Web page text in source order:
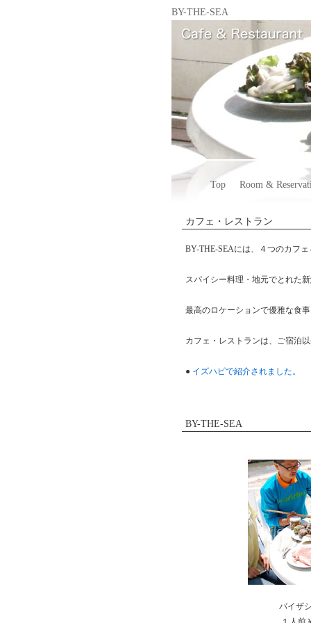
BY-THE-SEA
Top Room &
カフェ・レストラン
BY-THE-SEAには、４つのカフ
スパイシー料理・地元でとれた
最高のロケーションで優雅な食
カフェ・レストランは、ご宿泊
● イズハピで紹介されました。
BY-THE-SEA
バイザ